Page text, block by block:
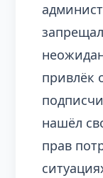
привлёк
нашёл
прав